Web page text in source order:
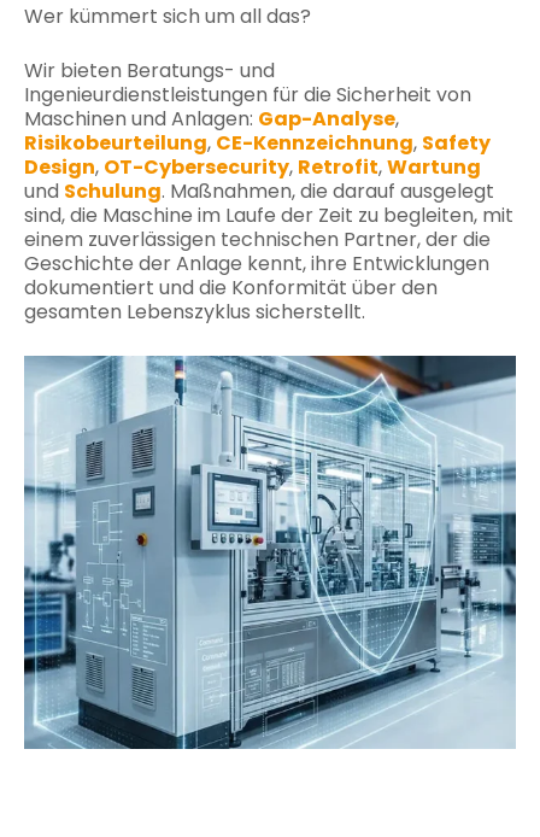
Wer kümmert sich um all das?
Wir bieten Beratungs- und
Ingenieurdienstleistungen für die Sicherheit von
Maschinen und Anlagen: Gap-Analyse,
Risikobeurteilung, CE-Kennzeichnung, Safety
Design, OT-Cybersecurity, Retrofit,Wartung
und Schulung. Maßnahmen, die darauf ausgelegt
sind, die Maschine im Laufe der Zeit zu begleiten, mit
einem zuverlässigen technischen Partner, der die
Geschichte der Anlage kennt, ihre Entwicklungen
dokumentiert und die Konformität über den
gesamten Lebenszyklus sicherstellt.